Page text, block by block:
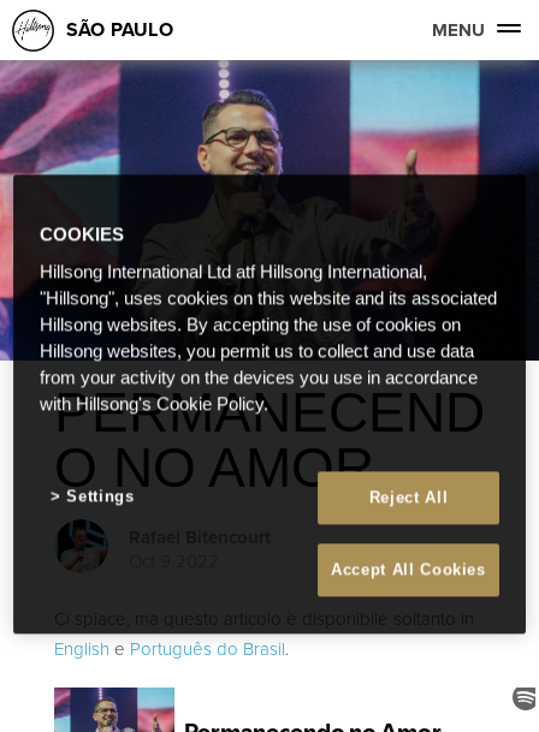
SÃO PAULO MENU
PERMANECEND
O NO AMOR
Ci spiace, ma questo articolo è disponibile soltanto in
English e Português do Brasil.
COOKIES
Hillsong International Ltd atf Hillsong International,
"Hillsong", uses cookies on this website and its associated
Hillsong websites. By accepting the use of cookies on
Hillsong websites, you permit us to collect and use data
from your activity on the devices you use in accordance
with Hillsong's Cookie Policy.
Reject All
Accept All Cookies
Settings